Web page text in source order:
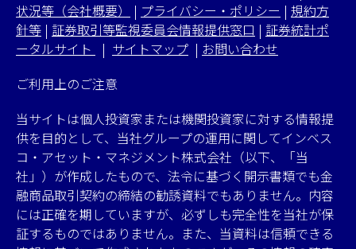
状況等（会社概要）
| プライバシー・ポリシー | 規約方
針等 | 証券取引等監視委員会情報提供窓口 | 証券統計ポ
ータルサイト
| サイトマップ | お問い合わせ
ご利用上のご注意
当サイトは個人投資家または機関投資家に対する情報提
供を目的として、当社グループの運用に関してインベス
コ・アセット・マネジメント株式会社（以下、「当
社」）が作成したもので、法令に基づく開示書類でも金
融商品取引契約の締結の勧誘資料でもありません。内容
には正確を期していますが、必ずしも完全性を当社が保
証するものではありません。また、当資料は信頼できる